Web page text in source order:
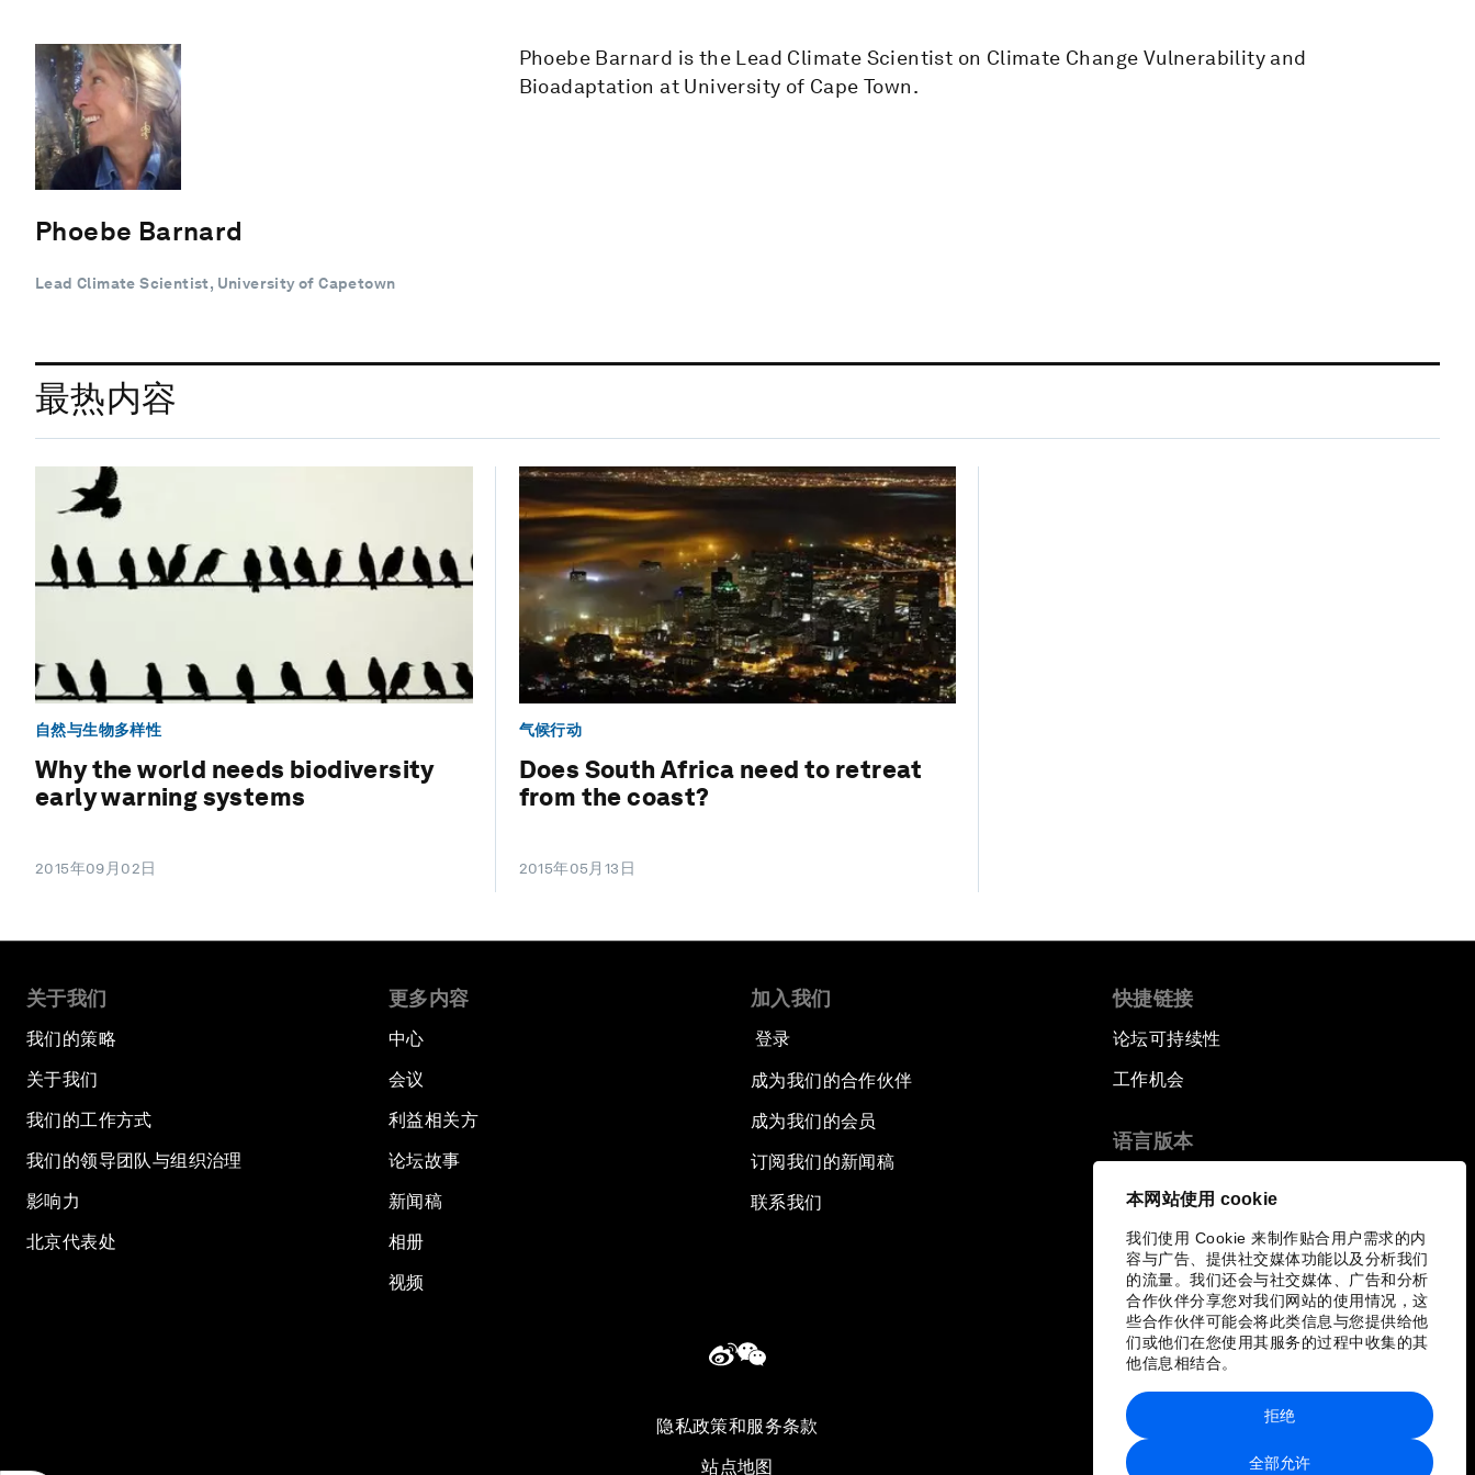
本网站使用 cookie
我们使用 Cookie 来制作贴合用户需求的内
容与广告、提供社交媒体功能以及分析我们
的流量。我们还会与社交媒体、广告和分析
合作伙伴分享您对我们网站的使用情况，这
些合作伙伴可能会将此类信息与您提供给他
们或他们在您使用其服务的过程中收集的其
他信息相结合。
全部允许
拒绝
Phoebe Barnard
Lead Climate Scientist, University of Capetown
Phoebe Barnard is the Lead Climate Scientist on Climate Change Vulnerability and
Bioadaptation at University of Cape Town.
最热内容
自然与生物多样性
Why the world needs biodiversity
early warning systems
2015年09月02日
气候行动
Does South Africa need to retreat
from the coast?
2015年05月13日
关于我们
我们的策略
关于我们
我们的工作方式
我们的领导团队与组织治理
影响力
北京代表处
更多内容
中心
会议
利益相关方
论坛故事
新闻稿
相册
视频
加入我们
登录
成为我们的合作伙伴
成为我们的会员
订阅我们的新闻稿
联系我们
快捷链接
论坛可持续性
工作机会
语言版本
隐私政策和服务条款
站点地图